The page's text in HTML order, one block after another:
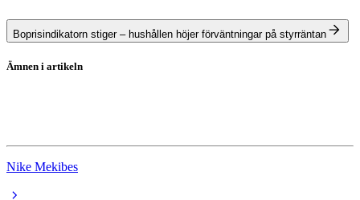
Boprisindikatorn stiger – hushållen höjer förväntningar på styrräntan
Ämnen i artikeln
Nike Mekibes